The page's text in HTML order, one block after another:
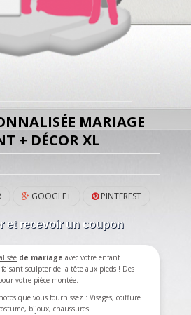
MARIAGE
+ DÉCOR XL
GOOGLE+ PINTEREST
et recevoir un coupon
de mariage avec votre enfant
sculpter de la tête aux pieds ! Des
votre pièce montée.
que vous fournissez : Visages, coiffure
bijoux, chaussures…